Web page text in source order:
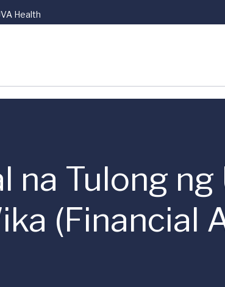
Health
na Tulong ng
(Financial